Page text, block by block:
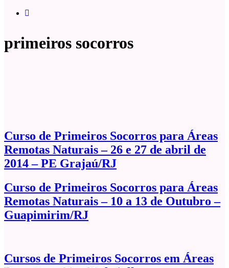
primeiros socorros
Curso de Primeiros Socorros para Áreas
Remotas Naturais – 26 e 27 de abril de
2014 – PE Grajaú/RJ
Curso de Primeiros Socorros para Áreas
Remotas Naturais – 10 a 13 de Outubro –
Guapimirim/RJ
Cursos de Primeiros Socorros em Áreas